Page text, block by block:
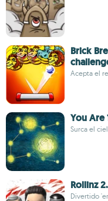
Brick
Acepta el
You Are
Surca el
Rollinz
Divertido